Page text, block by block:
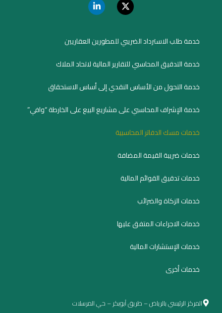
خدمة طلب الاسترداد الضريبي للمطورين العقاريين
خدمة التدقيق المحاسبي للتقارير المالية لاتحاد الملاك
خدمة التحول من الأساس النقدي إلى أساس الاستحقاق
خدمة الإشراف المحاسبي على مشاريع البيع على الخارطة “وافي”
خدمات مسك الدفاتر المحاسبية
خدمات ضريبة القيمة المضافة
خدمات تدقيق القوائم المالية
خدمات الزكاة والضرائب
خدمات الاجراءات المتفق عليها
خدمات الإستشارات المالية
خدمات أخرى
المركز الرئيسي بالرياض – طريق أبوبكر – حي المرسلات